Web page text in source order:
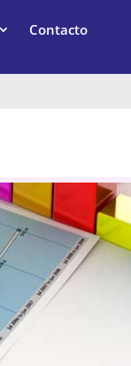
Contacto